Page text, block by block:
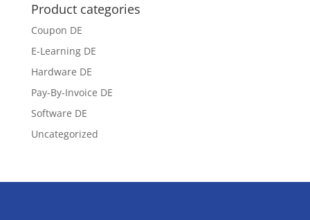
Product categories
Coupon DE
E-Learning DE
Hardware DE
Pay-By-Invoice DE
Software DE
Uncategorized